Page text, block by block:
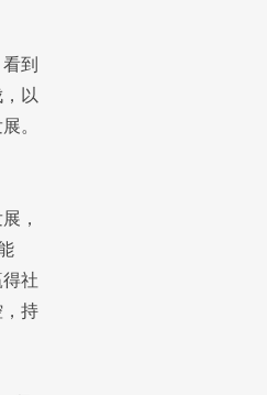
到
以
。
，
社
持